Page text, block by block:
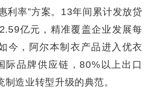
利率”方案。13年间累计发放贷
亿元，精准覆盖企业发展每
今，阿尔本制衣产品进入优衣
际品牌供应链，80%以上出口
制造业转型升级的典范。